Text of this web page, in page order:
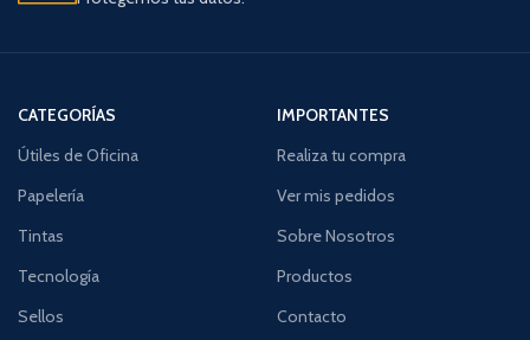
CATEGORÍAS
Útiles de Oficina
Papelería
Tintas
Tecnología
Sellos
IMPORTANTES
Realiza tu compra
Ver mis pedidos
Sobre Nosotros
Productos
Contacto